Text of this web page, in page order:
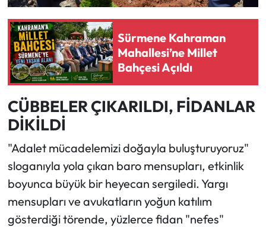
Sürmene Kahraman
Mahallesi’ne Millet
Bahçesi Açıldı
CÜBBELER ÇIKARILDI, FİDANLAR
DİKİLDİ
"Adalet mücadelemizi doğayla buluşturuyoruz"
sloganıyla yola çıkan baro mensupları, etkinlik
boyunca büyük bir heyecan sergiledi. Yargı
mensupları ve avukatların yoğun katılım
gösterdiği törende, yüzlerce fidan "nefes"